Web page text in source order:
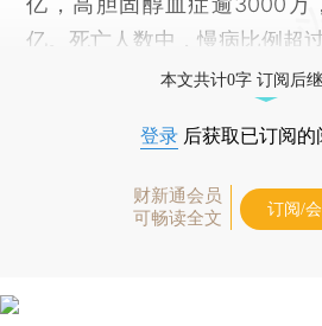
亿。死亡人数中，慢病比例超过
本文共计0字 订阅后
登录 后获取已订阅的
财新通会员
可畅读全文
订阅/